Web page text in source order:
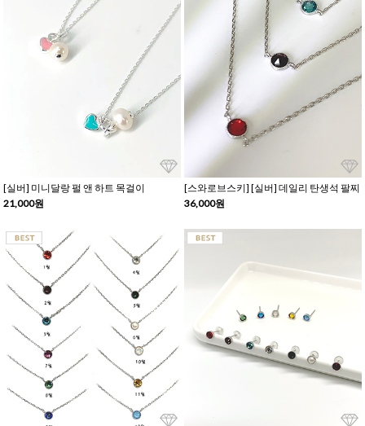
[실버] 미니달랑 펄 앤 하트 목걸이
21,000원
[스와로브스키] [실버] 데일리 탄생석 팔찌
36,000원